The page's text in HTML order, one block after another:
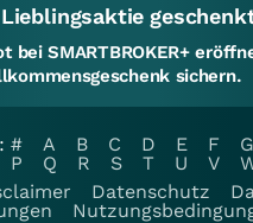
bei SMARTBROKER+
sichern.
# A B C D E F G
P Q R S T U V
Datenschutz